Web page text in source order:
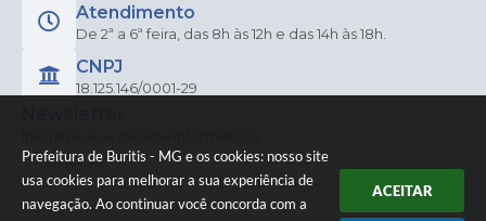
Prefeitura de Buritis - MG e os cookies: nosso site
usa cookies para melhorar a sua experiência de
navegação. Ao continuar você concorda com a
ACEITAR
Atendimento
De 2ª a 6ª feira, das 8h às 12h e das 14h às 18h.
CNPJ
18.125.146/0001-29